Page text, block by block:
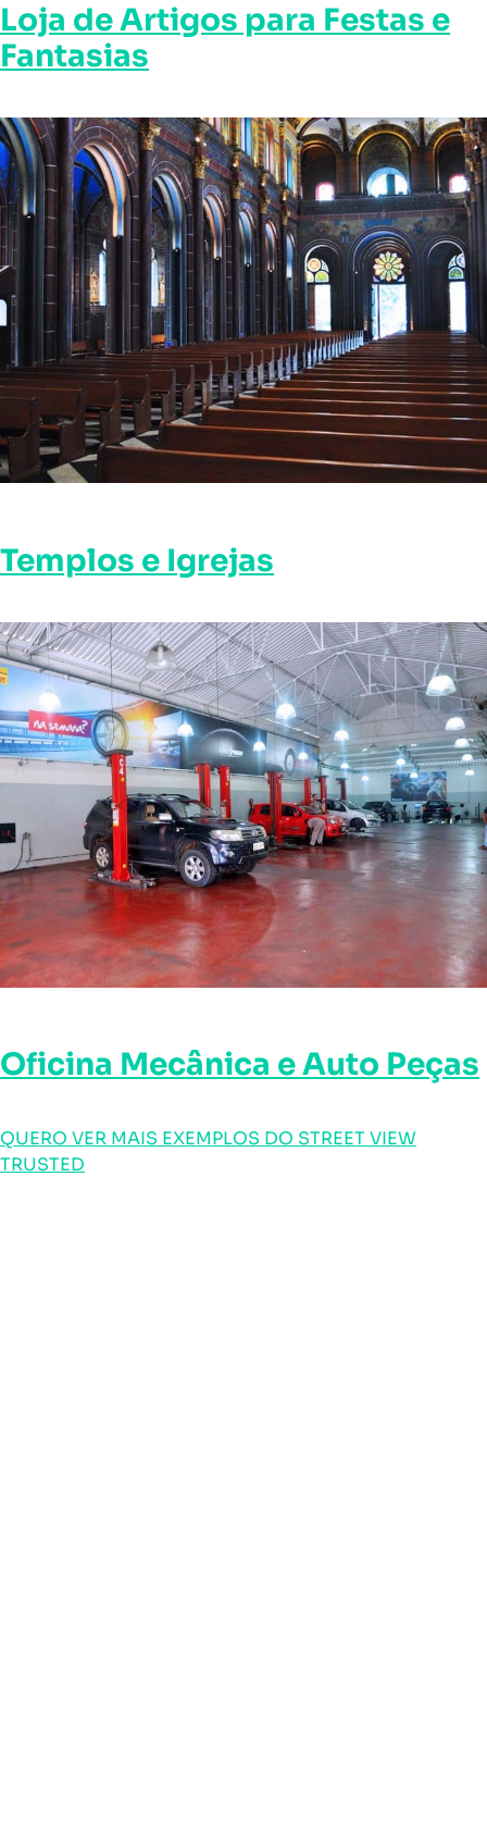
Loja de Artigos para Festas e
Fantasias
Templos e Igrejas
Oficina Mecânica e Auto Peças
QUERO VER MAIS EXEMPLOS DO STREET VIEW
TRUSTED